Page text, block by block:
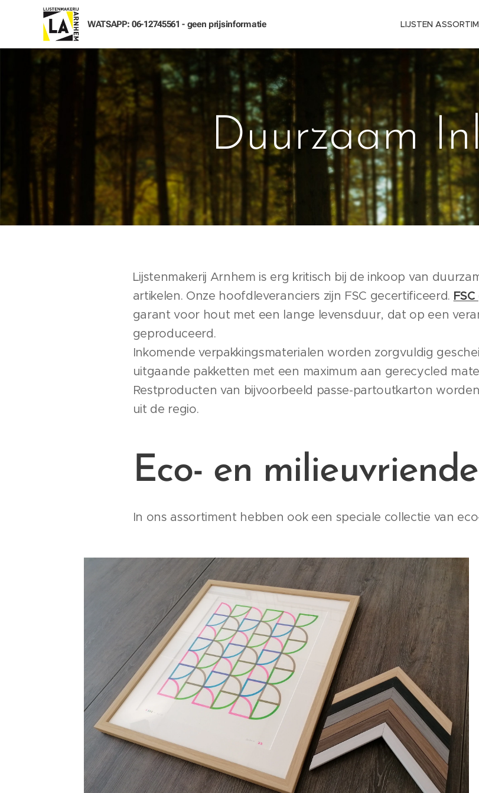
WATSAPP: 06-12745561 - geen prijsinformatie LIJSTEN
Duurzaam
Lijstenmakerij Arnhem is erg kritisch bij de inkoop van
artikelen. Onze hoofdleveranciers zijn FSC gecertificeerd.
garant voor hout met een lange levensduur, dat op een
geproduceerd.
Inkomende verpakkingsmaterialen worden zorgvuldig
uitgaande pakketten met een maximum aan gerecycled
Restproducten van bijvoorbeeld passe-partoutkarton
uit de regio.
Eco- en
In ons assortiment hebben ook een speciale collectie van